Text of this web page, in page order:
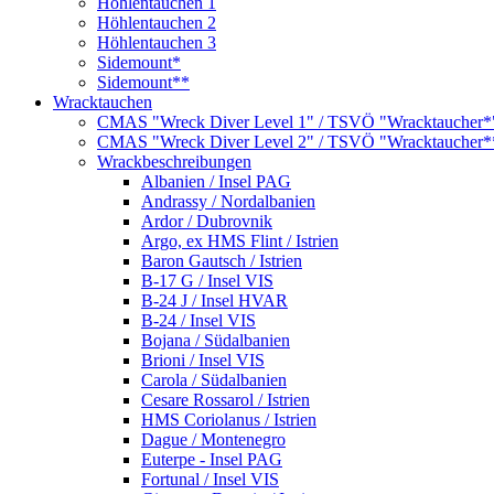
Höhlentauchen 2
Höhlentauchen 3
Sidemount*
Sidemount**
Wracktauchen
CMAS "Wreck Diver Level 1" / TSVÖ
CMAS "Wreck Diver Level 2" / TSVÖ
Wrackbeschreibungen
Albanien / Insel PAG
Andrassy / Nordalbanien
Ardor / Dubrovnik
Argo, ex HMS Flint / Istrien
Baron Gautsch / Istrien
B-17 G / Insel VIS
B-24 J / Insel HVAR
B-24 / Insel VIS
Bojana / Südalbanien
Brioni / Insel VIS
Carola / Südalbanien
Cesare Rossarol / Istrien
HMS Coriolanus / Istrien
Dague / Montenegro
Euterpe - Insel PAG
Fortunal / Insel VIS